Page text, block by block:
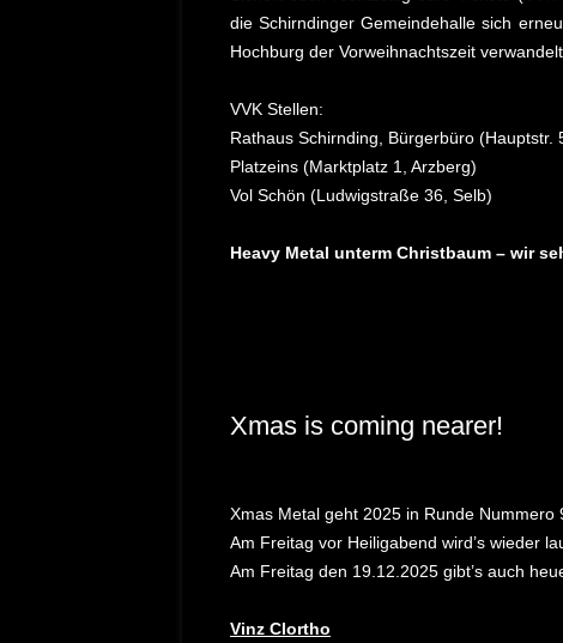
die Schirndinger Gemeindehalle sich
Hochburg der Vorweihnachtszeit
VVK Stellen:
Rathaus Schirnding, Bürgerbüro (Hauptstr.
Platzeins (Marktplatz 1, Arzberg)
Vol Schön (Ludwigstraße 36, Selb)
Heavy Metal unterm Christbaum – wir
Xmas is coming nearer!
Xmas Metal geht 2025 in Runde Nummero
Am Freitag vor Heiligabend wird’s wieder
Am Freitag den 19.12.2025 gibt’s auch
Vinz Clortho